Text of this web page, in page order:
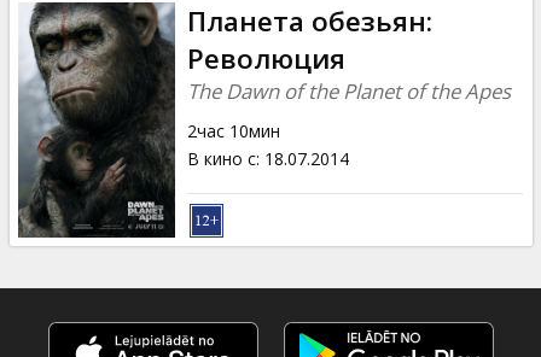
Планета обезьян:
Революция
The Dawn of the Planet of the Apes
2час 10мин
В кино с: 18.07.2014